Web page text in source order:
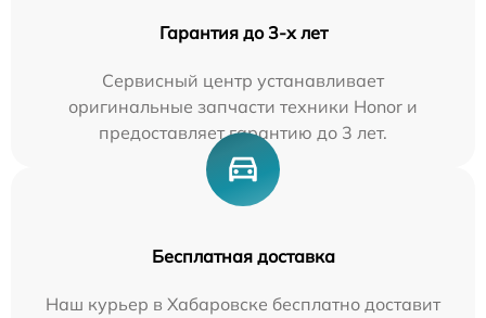
Гарантия до 3-х лет
Сервисный центр устанавливает
оригинальные запчасти техники Honor и
предоставляет гарантию до 3 лет.
Бесплатная доставка
Наш курьер в Хабаровске бесплатно доставит